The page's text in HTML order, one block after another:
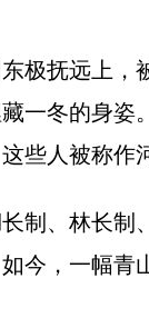
极抚远上
一冬的身姿
些人被称作
制、林长
今，一幅